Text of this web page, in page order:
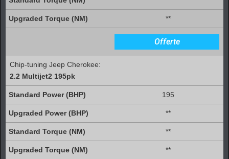
**
Offerte
Chip-tuning Jeep Cherokee:
2.2 Multijet2 195pk
195
**
**
**